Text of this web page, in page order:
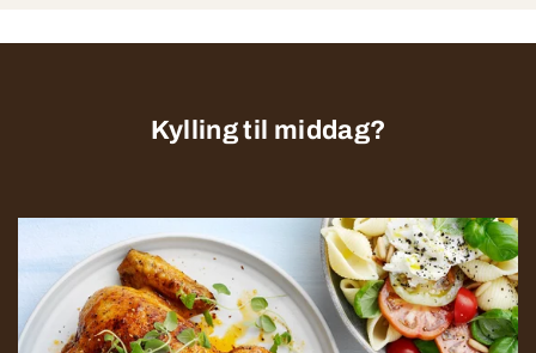
Kylling til middag?